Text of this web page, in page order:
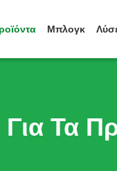
Μπλογκ
Τα